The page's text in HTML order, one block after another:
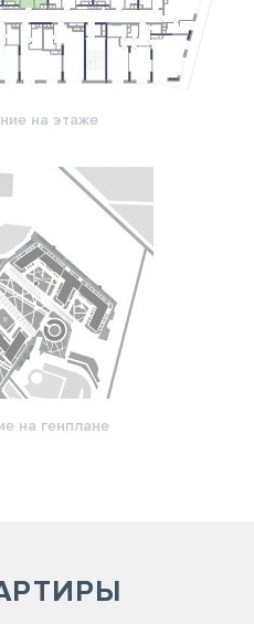
на этаже
на генплане